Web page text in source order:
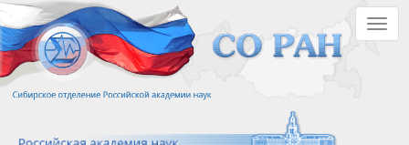
Перейти
к
основному
содержанию